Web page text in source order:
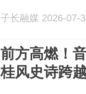
子长融媒 2026-07-
前方高燃！
桂风史诗跨